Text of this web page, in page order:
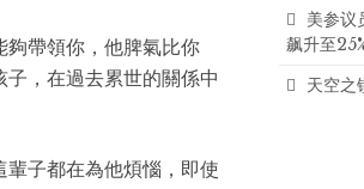
夠帶領你，他脾氣比你
，在過去累世的關係中
輩子都在為他煩惱，即使
美参议
飙升至
天空之